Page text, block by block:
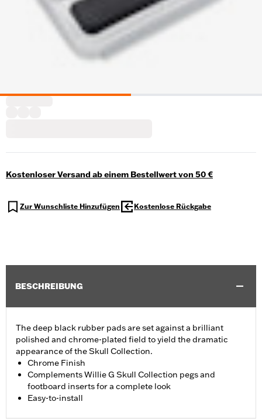
Kostenloser Versand ab einem Bestellwert von 50 €
Zur Wunschliste Hinzufügen Kostenlose Rückgabe
BESCHREIBUNG
The deep black rubber pads are set against a brilliant
polished and chrome-plated field to yield the dramatic
appearance of the Skull Collection.
Chrome Finish
Complements Willie G Skull Collection pegs and
footboard inserts for a complete look
Easy-to-install